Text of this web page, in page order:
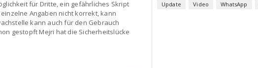
für Dritte, ein gefährliches Skript
Angaben nicht korrekt, kann
kann auch für den Gebrauch
gestopft Mejri hat die Sicherheitslücke
Update
Video WhatsApp